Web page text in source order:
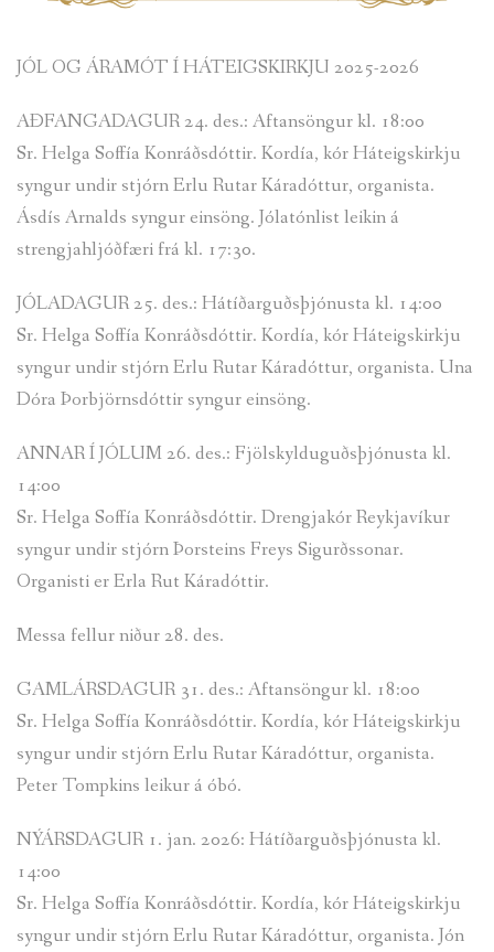
JÓL OG ÁRAMÓT Í HÁTEIGSKIRKJU 2025-2026
AÐFANGADAGUR 24. des.: Aftansöngur kl. 18:00
Sr. Helga Soffía Konráðsdóttir. Kordía, kór Háteigskirkju
syngur undir stjórn Erlu Rutar Káradóttur, organista.
Ásdís Arnalds syngur einsöng. Jólatónlist leikin á
strengjahljóðfæri frá kl. 17:30.
JÓLADAGUR 25. des.: Hátíðarguðsþjónusta kl. 14:00
Sr. Helga Soffía Konráðsdóttir. Kordía, kór Háteigskirkju
syngur undir stjórn Erlu Rutar Káradóttur, organista. Una
Dóra Þorbjörnsdóttir syngur einsöng.
ANNAR Í JÓLUM 26. des.: Fjölskylduguðsþjónusta kl.
14:00
Sr. Helga Soffía Konráðsdóttir. Drengjakór Reykjavíkur
syngur undir stjórn Þorsteins Freys Sigurðssonar.
Organisti er Erla Rut Káradóttir.
Messa fellur niður 28. des.
GAMLÁRSDAGUR 31. des.: Aftansöngur kl. 18:00
Sr. Helga Soffía Konráðsdóttir. Kordía, kór Háteigskirkju
syngur undir stjórn Erlu Rutar Káradóttur, organista.
Peter Tompkins leikur á óbó.
NÝÁRSDAGUR 1. jan. 2026: Hátíðarguðsþjónusta kl.
14:00
Sr. Helga Soffía Konráðsdóttir. Kordía, kór Háteigskirkju
syngur undir stjórn Erlu Rutar Káradóttur, organista. Jón